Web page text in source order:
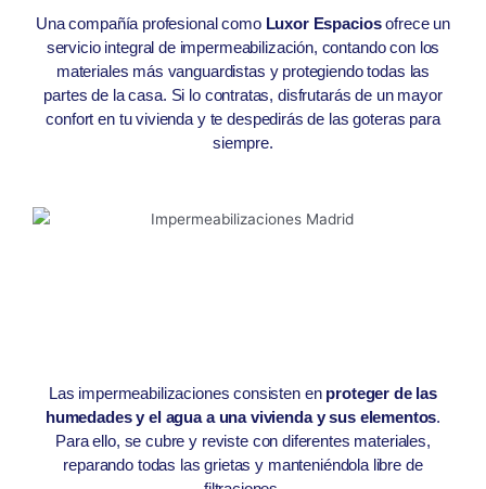
Una compañía profesional como Luxor Espaciosofrece un
servicio integral de impermeabilización, contando con los
materiales más vanguardistas y protegiendo todas las
partes de la casa. Si lo contratas, disfrutarás de un mayor
confort en tu vivienda y te despedirás de las goteras para
siempre.
Las impermeabilizaciones consisten en proteger de las
humedades y el agua a una vivienda y sus elementos.
Para ello, se cubre y reviste con diferentes materiales,
reparando todas las grietas y manteniéndola libre de